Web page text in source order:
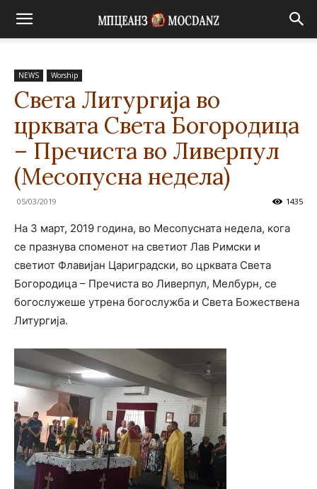
NEWS Worship
Света Литургија во
црквата Света Богородица
– Пречиста во Ливерпул
(Месопусна недела)
05/03/2019 1435
На 3 март, 2019 година, во Месопусната недела, кога
се празнува споменот на светиот Лав Римски и
светиот Флавијан Цариградски, во црквата Света
Богородица – Пречиста во Ливерпул, Мелбурн, се
богослужеше утрена богослужба и Света Божествена
Литургија.